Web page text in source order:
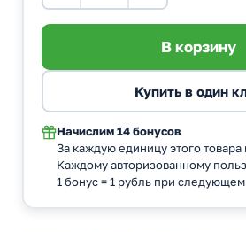
Начислим 14 бонусов
За каждую единицу этого товара
Каждому авторизованному
1 бонус = 1 рубль при следующем